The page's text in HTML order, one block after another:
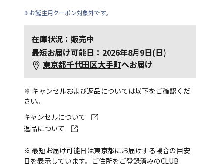
※お誕生月クーポン対象外です。
在庫状況：販売中
最短お届け可能日：2026年8月9日(日)
東京都千代田区大手町へお届け
※ キャンセルおよび返品については以下をご確認くだ
さい。
キャンセルについて
返品について
※ 最短お届け可能日は東京都にお届けする場合の目安
日を表示しています。ご住所をご登録済みのCLUB